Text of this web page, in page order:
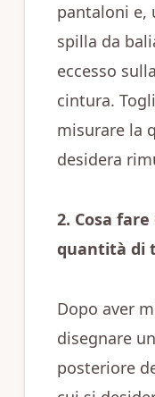
pantaloni e,
spilla da
eccesso
cintura.
misurare la
desidera
2. Cosa
quantità di
Dopo aver
disegnare
posteriore